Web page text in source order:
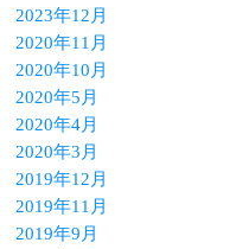
2023年12月
2020年11月
2020年10月
2020年5月
2020年4月
2020年3月
2019年12月
2019年11月
2019年9月